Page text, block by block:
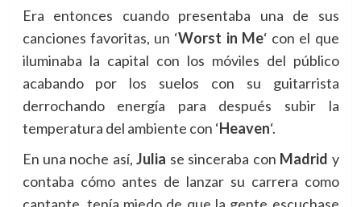
Era entonces cuando presentaba una de sus
canciones favoritas, un ‘Worst in Me‘ con el que
iluminaba la capital con los móviles del público
acabando por los suelos con su guitarrista
derrochando energía para después subir la
temperatura del ambiente con ‘Heaven‘.
En una noche así,Julia se sinceraba con Madrid y
contaba cómo antes de lanzar su carrera como